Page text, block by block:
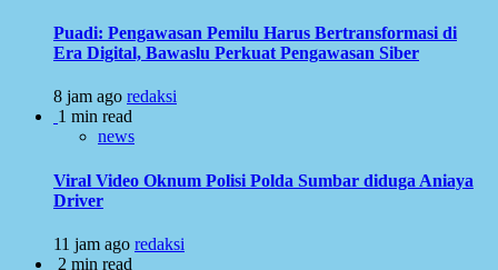
Puadi: Pengawasan Pemilu Harus Bertransformasi di
Era Digital, Bawaslu Perkuat Pengawasan Siber
8 jam ago redaksi
1 min read
news
Viral Video Oknum Polisi Polda Sumbar diduga Aniaya
Driver
11 jam ago redaksi
2 min read